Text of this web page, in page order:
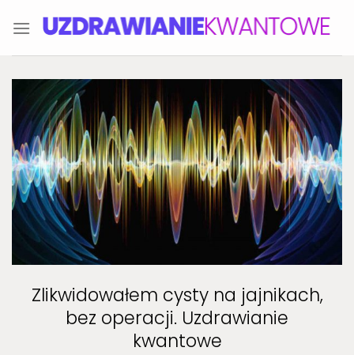
Zlikwidowałem cysty na jajnikach,
bez operacji. Uzdrawianie
kwantowe